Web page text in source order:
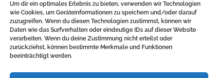
Um dir ein optimales Erlebnis zu bieten, verwenden wir Technologien
wie Cookies, um Geräteinformationen zu speichern und/oder darauf
zuzugreifen. Wenn du diesen Technologien zustimmst, können wir
Daten wie das Surfverhalten oder eindeutige IDs auf dieser Website
verarbeiten. Wenn du deine Zustimmung nicht erteilst oder
zurückziehst, können bestimmte Merkmale und Funktionen
beeinträchtigt werden.
bKV im Aufwind: Was die WTW Benefits Trends
Studie 2024 für Arbeitgeber bedeutet – mit Blick
auf die Generation Z […]